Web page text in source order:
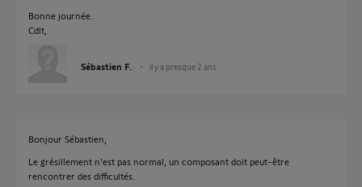
Bonne journée.
Cdlt,
Sébastien F. il y a presque 2 ans
Bonjour Sébastien,
Le grésillement n'est pas normal, un composant doit peut-être
rencontrer des difficultés.